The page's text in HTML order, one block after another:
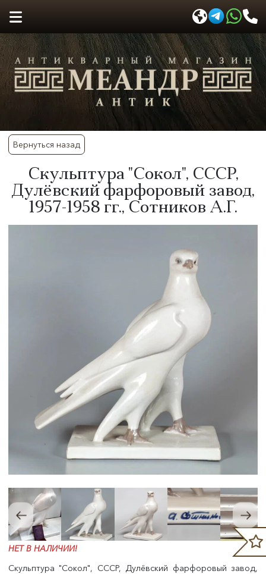
Вернуться назад
Скульптура "Сокол", СССР,
Дулёвский фарфоровый завод,
1957-1958 гг., Сотников А.Г.
НЕТ В НАЛИЧИИ!
Скульптура "Сокол", СССР, Дулёвский фарфоровый завод,